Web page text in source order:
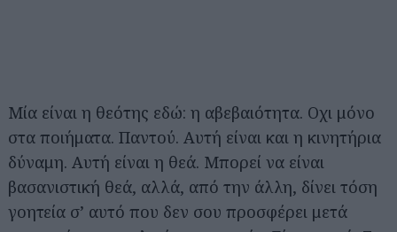
Μία είναι η θεότης εδώ: η αβεβαιότητα. Οχι μόνο
στα ποιήματα. Παντού. Αυτή είναι και η κινητήρια
δύναμη. Αυτή είναι η θεά. Μπορεί να είναι
βασανιστική θεά, αλλά, από την άλλη, δίνει τόση
γοητεία σ’ αυτό που δεν σου προσφέρει μετά